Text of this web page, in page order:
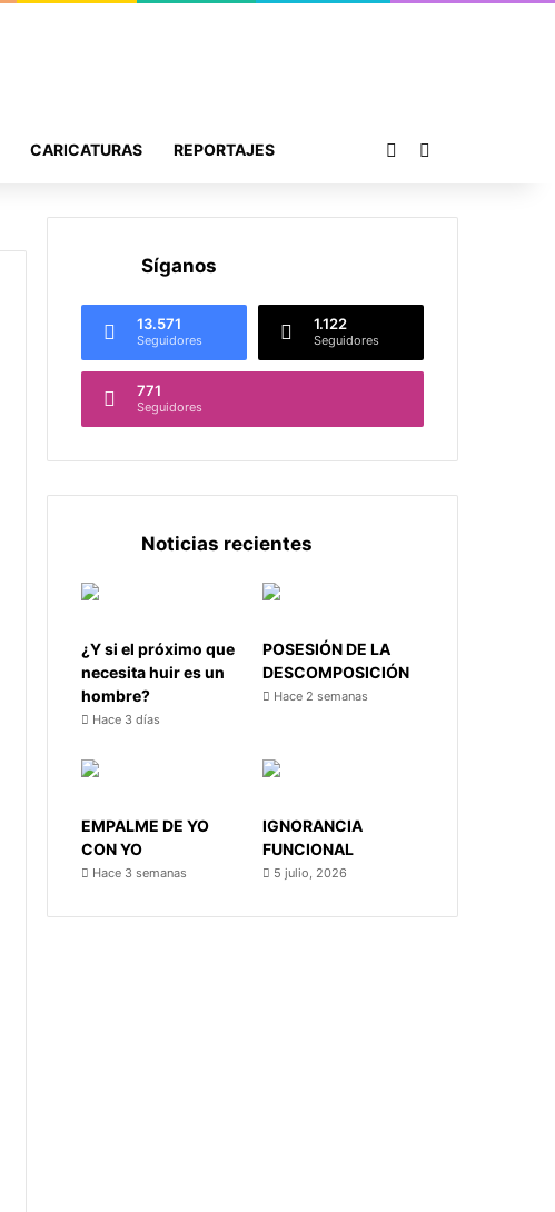
CARICATURAS REPORTAJES Publicación al azar
Síganos
13.571
Seguidores
1.122
Seguidores
771
Seguidores
Noticias recientes
¿Y si el próximo que
necesita huir es un
hombre?
Hace 3 días
POSESIÓN DE LA
DESCOMPOSICIÓN
Hace 2 semanas
EMPALME DE YO
CON YO
Hace 3 semanas
IGNORANCIA
FUNCIONAL
5 julio, 2026